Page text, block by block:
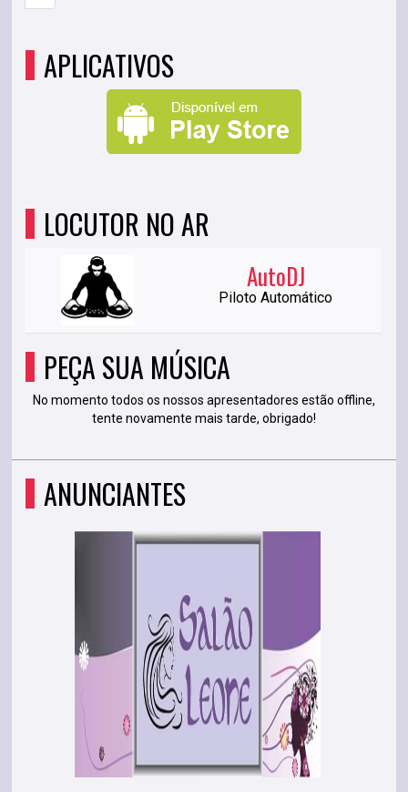
APLICATIVOS
LOCUTOR NO AR
AutoDJ
Piloto Automático
PEÇA SUA MÚSICA
No momento todos os nossos apresentadores estão offline,
tente novamente mais tarde, obrigado!
ANUNCIANTES